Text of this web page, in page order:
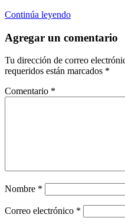
Continúa leyendo
Agregar un comentario
Tu dirección de correo
requeridos están marcados *
Comentario *
Nombre *
Correo electrónico *